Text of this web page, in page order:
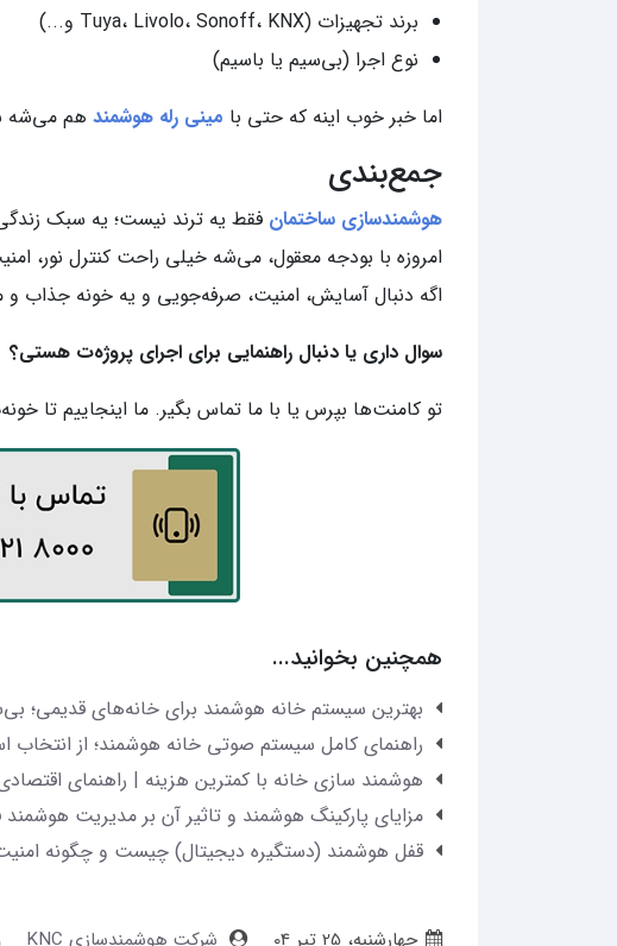
برند تجهیزات (Tuya، Livolo، Sonoff، KNX و...)
نوع اجرا (بی‌سیم یا باسیم)
اما خبر خوب اینه که حتی با مینی رله هوشمند هم می‌شه
جمع‌بندی
هوشمندسازی ساختمان فقط یه ترند نیست؛ یه سبک
امروزه با بودجه معقول، می‌شه خیلی راحت کنترل نور،
اگه دنبال آسایش، امنیت، صرفه‌جویی و یه خونه جذاب
سوال داری یا دنبال راهنمایی برای اجرای پروژه‌ت هستی؟
تو کامنت‌ها بپرس یا با ما تماس بگیر. ما اینجاییم تا
همچنین بخوانید...
بهترین سیستم خانه هوشمند برای خانه‌های قدیمی؛
راهنمای کامل سیستم صوتی خانه هوشمند؛ از انتخاب
هوشمند سازی خانه با کمترین هزینه | راهنمای اقتصادی
مزایای پارکینگ هوشمند و تاثیر آن بر مدیریت
قفل هوشمند (دستگیره دیجیتال) چیست و چگونه
چهارشنبه، 25 تير 04 شرکت هوشمندسازی KNC